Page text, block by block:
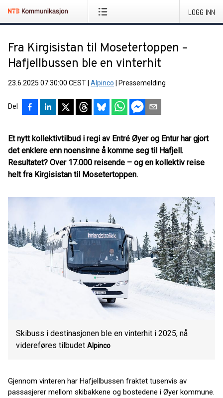
LOGG INN
Fra Kirgisistan til Mosetertoppen –
Hafjellbussen ble en vinterhit
23.6.2025 07:30:00 CEST Alpinco Pressemelding
Del
Et nytt kollektivtilbud i regi av Entré Øyer og Entur har gjort
det enklere enn noensinne å komme seg til Hafjell.
Resultatet? Over 17.000 reisende – og en kollektiv reise
helt fra Kirgisistan til Mosetertoppen.
Skibuss i destinasjonen ble en vinterhit i 2025, nå
videreføres tilbudet Alpinco
Gjennom vinteren har Hafjellbussen fraktet tusenvis av
passasjerer mellom skibakkene og bostedene i Øyer kommune.